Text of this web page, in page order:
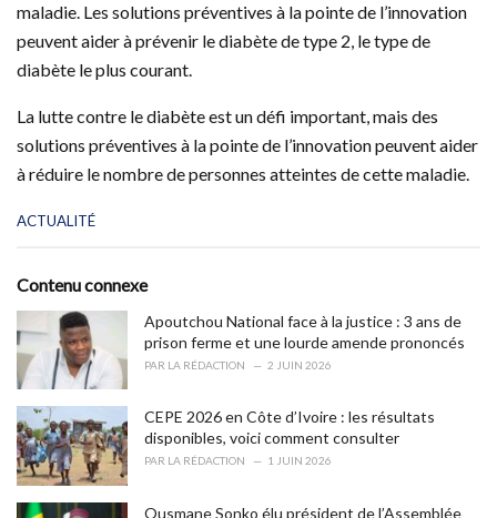
maladie. Les solutions préventives à la pointe de l’innovation
peuvent aider à prévenir le diabète de type 2, le type de
diabète le plus courant.
La lutte contre le diabète est un défi important, mais des
solutions préventives à la pointe de l’innovation peuvent aider
à réduire le nombre de personnes atteintes de cette maladie.
C
e
r
e
:
ACTUALITÉ
Contenu connexe
Apoutchou National face à la justice : 3 ans de
prison ferme et une lourde amende prononcés
PAR LA RÉDACTION 2 JUIN 2026
CEPE 2026 en Côte d’Ivoire : les résultats
disponibles, voici comment consulter
PAR LA RÉDACTION 1 JUIN 2026
Ousmane Sonko élu président de l’Assemblée